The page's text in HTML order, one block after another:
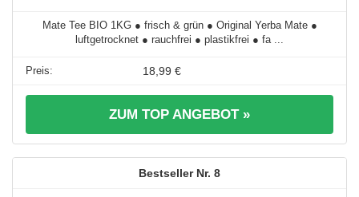
Mate Tee BIO 1KG ● frisch & grün ● Original Yerba Mate ●
luftgetrocknet ● rauchfrei ● plastikfrei ● fa ...
18,99 €
ZUM TOP ANGEBOT »
8